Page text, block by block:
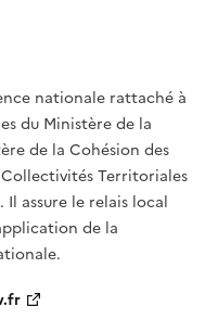
nationale rattaché à
du Ministère de la
de la Cohésion des
Territoriales
Il assure le relais local
de la